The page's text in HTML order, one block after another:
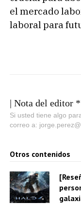
el mercado
laboral para
| Nota del editor *
Si usted tiene algo
correo a:
Otros contenidos